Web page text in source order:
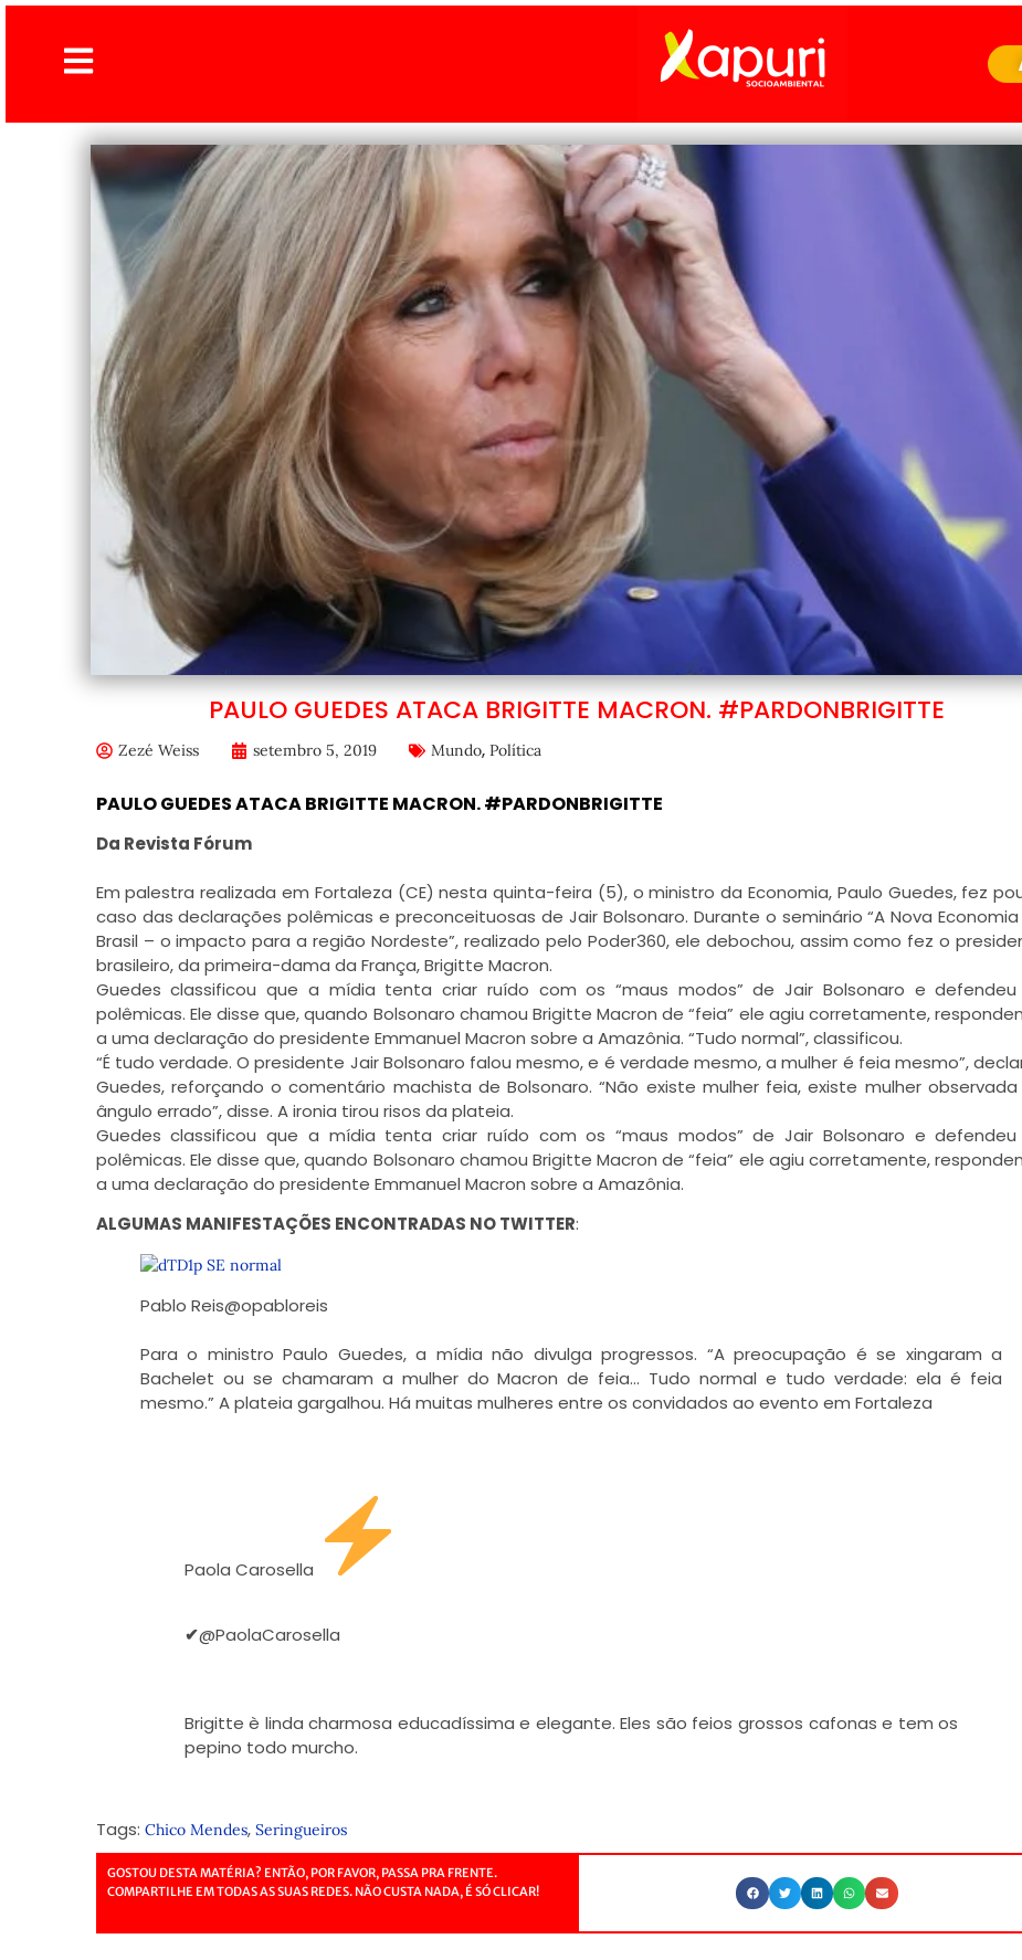
PAULO GUEDES ATACA BRIGITTE MACRON. #PARDONBRIGITTE
Zezé Weiss setembro 5, 2019 Mundo, Política
PAULO GUEDES ATACA BRIGITTE MACRON. #PARDONBRIGITTE
Da Revista Fórum
Em palestra realizada em Fortaleza (CE) nesta quinta-feira (5), o ministro da Economia, Paulo Guedes, fez
caso das declarações polêmicas e preconceituosas de Jair Bolsonaro. Durante o seminário “A Nova
Brasil – o impacto para a região Nordeste”, realizado pelo Poder360, ele debochou, assim como fez o
brasileiro, da primeira-dama da França, Brigitte Macron.
Guedes classificou que a mídia tenta criar ruído com os “maus modos” de Jair Bolsonaro e
polêmicas. Ele disse que, quando Bolsonaro chamou Brigitte Macron de “feia” ele agiu corretamente,
a uma declaração do presidente Emmanuel Macron sobre a Amazônia. “Tudo normal”, classificou.
“É tudo verdade. O presidente Jair Bolsonaro falou mesmo, e é verdade mesmo, a mulher é feia mesmo”,
Guedes, reforçando o comentário machista de Bolsonaro. “Não existe mulher feia, existe mulher
ângulo errado”, disse. A ironia tirou risos da plateia.
Guedes classificou que a mídia tenta criar ruído com os “maus modos” de Jair Bolsonaro e
polêmicas. Ele disse que, quando Bolsonaro chamou Brigitte Macron de “feia” ele agiu corretamente,
a uma declaração do presidente Emmanuel Macron sobre a Amazônia.
ALGUMAS MANIFESTAÇÕES ENCONTRADAS NO TWITTER:
Pablo Reis@opabloreis
Para o ministro Paulo Guedes, a mídia não divulga progressos. “A preocupação é se xingaram a
Bachelet ou se chamaram a mulher do Macron de feia… Tudo normal e tudo verdade: ela é feia
mesmo.” A plateia gargalhou. Há muitas mulheres entre os convidados ao evento em Fortaleza
Paola Carosella
✔@PaolaCarosella
Brigitte è linda charmosa educadíssima e elegante. Eles são feios grossos cafonas e tem os
pepino todo murcho.
Tags: Chico Mendes, Seringueiros
GOSTOU DESTA MATÉRIA? ENTÃO, POR FAVOR, PASSA PRA FRENTE.
COMPARTILHE EM TODAS AS SUAS REDES. NÃO CUSTA NADA, É SÓ CLICAR!